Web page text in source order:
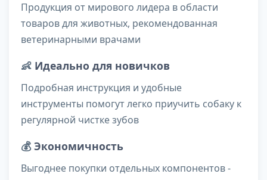
Продукция от мирового лидера в области
товаров для животных, рекомендованная
ветеринарными врачами
👶 Идеально для новичков
Подробная инструкция и удобные
инструменты помогут легко приучить собаку к
регулярной чистке зубов
💰 Экономичность
Выгоднее покупки отдельных компонентов -